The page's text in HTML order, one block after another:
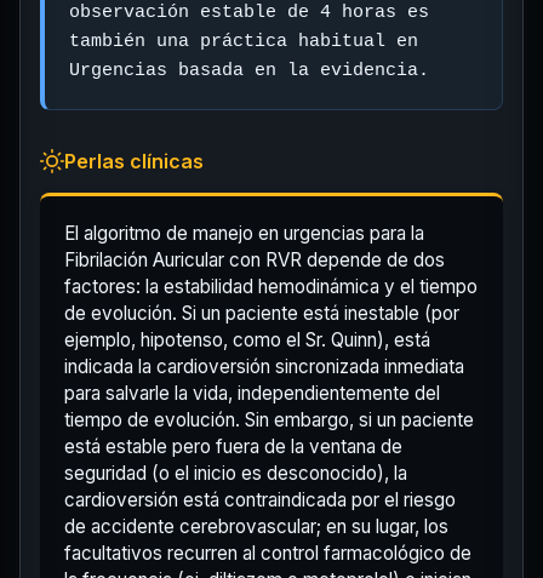
observación estable de 4 horas es
también una práctica habitual en
Urgencias basada en la evidencia.
Perlas clínicas
El algoritmo de manejo en urgencias para la
Fibrilación Auricular con RVR depende de dos
factores: la estabilidad hemodinámica y el tiempo
de evolución. Si un paciente está inestable (por
ejemplo, hipotenso, como el Sr. Quinn), está
indicada la cardioversión sincronizada inmediata
para salvarle la vida, independientemente del
tiempo de evolución. Sin embargo, si un paciente
está estable pero fuera de la ventana de
seguridad (o el inicio es desconocido), la
cardioversión está contraindicada por el riesgo
de accidente cerebrovascular; en su lugar, los
facultativos recurren al control farmacológico de